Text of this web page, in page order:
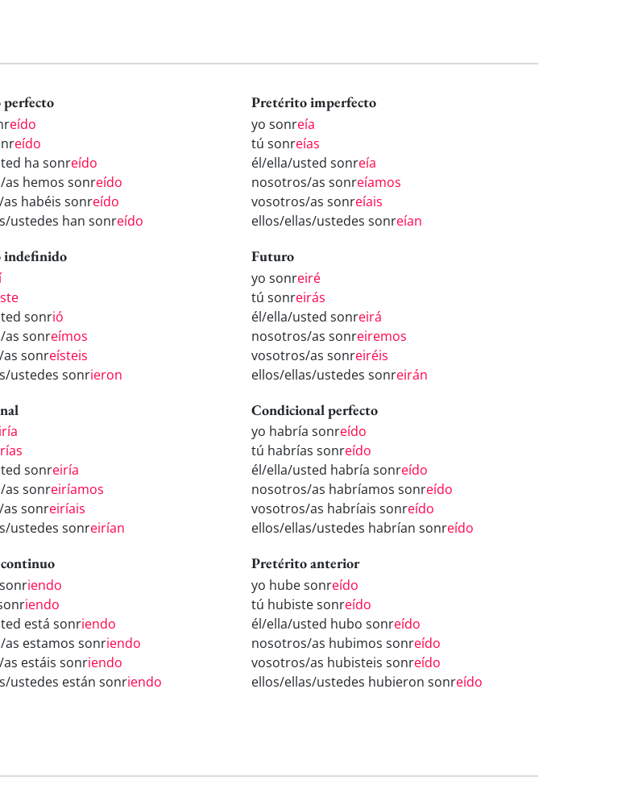
eído
eído
ha sonreído
hemos sonreído
habéis sonreído
ustedes han sonreído
Pretérito imperfecto
yo sonreía
tú sonreías
él/ella/usted sonreía
nosotros/as sonreíamos
vosotros/as sonreíais
ellos/ellas/ustedes sonreían
indefinido
sonrió
as sonreímos
sonreísteis
ustedes sonrieron
Futuro
yo sonreiré
tú sonreirás
él/ella/usted sonreirá
nosotros/as sonreiremos
vosotros/as sonreiréis
ellos/ellas/ustedes sonreirán
sonreiría
as sonreiríamos
sonreiríais
ustedes sonreirían
Condicional perfecto
yo habría sonreído
tú habrías sonreído
él/ella/usted habría sonreído
nosotros/as habríamos sonreído
vosotros/as habríais sonreído
ellos/ellas/ustedes habrían sonreído
iendo
iendo
está sonriendo
estamos sonriendo
estáis sonriendo
ustedes están sonriendo
Pretérito anterior
yo hube sonreído
tú hubiste sonreído
él/ella/usted hubo sonreído
nosotros/as hubimos sonreído
vosotros/as hubisteis sonreído
ellos/ellas/ustedes hubieron sonreído